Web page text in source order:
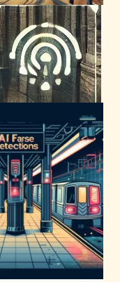
ピック、AI監視
：テロ対策かプ
害か」
ース